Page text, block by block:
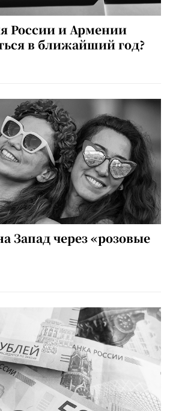
России и Армении
в ближайший год?
Запад через «розовые